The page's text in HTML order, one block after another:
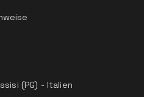
(PG) - Italien